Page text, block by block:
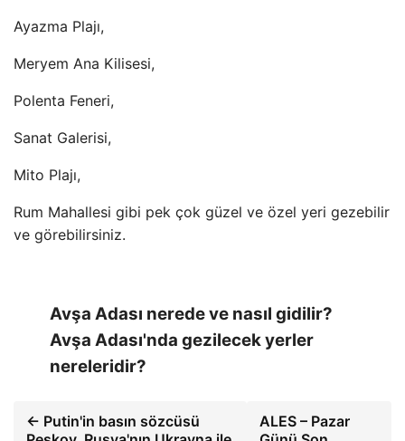
Ayazma Plajı,
Meryem Ana Kilisesi,
Polenta Feneri,
Sanat Galerisi,
Mito Plajı,
Rum Mahallesi gibi pek çok güzel ve özel yeri gezebilir
ve görebilirsiniz.
Avşa Adası nerede ve nasıl gidilir?
Avşa Adası'nda gezilecek yerler
nereleridir?
← Putin'in basın sözcüsü
ALES – Pazar